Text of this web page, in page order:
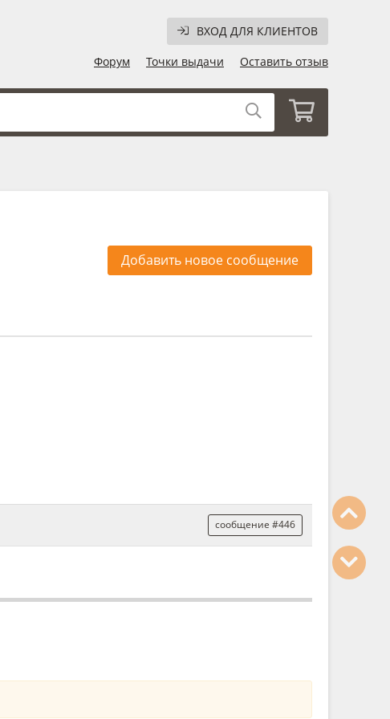
ВХОД ДЛЯ КЛИЕНТОВ
Форум
Точки выдачи Оставить отзыв
Добавить новое сообщение
сообщение #446